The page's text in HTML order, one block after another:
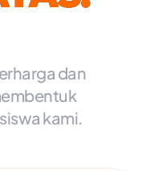
dan
kami.